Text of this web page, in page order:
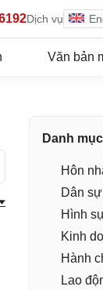
Dịch vụ
Văn bản
Danh
Hôn
Dân sự
Hình
Kinh
Hành
Lao